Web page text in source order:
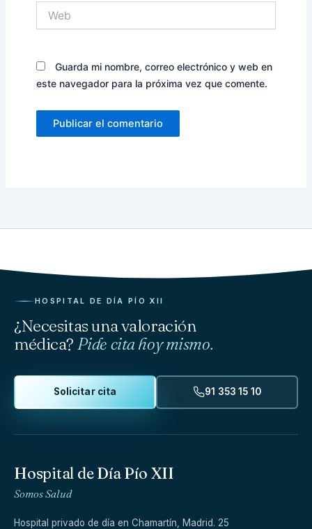
Guarda mi nombre, correo electrónico y web en
este navegador para la próxima vez que comente.
HOSPITAL DE DÍA PÍO XII
¿Necesitas una valoración
médica? Pide cita hoy mismo.
Solicitar cita 91 353 15 10
Hospital de Día Pío XII
Somos Salud
Hospital privado de día en Chamartín, Madrid. 25